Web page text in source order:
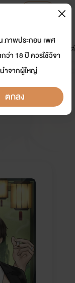
มาใหม่
ดรีมแชท ธัญลิสต์
อีกที
บต้า)
ภาพประกอบ เพศ
ว่า 18 ปี ควรใช้วิจา
ำจากผู้ใหญ่
ตกลง